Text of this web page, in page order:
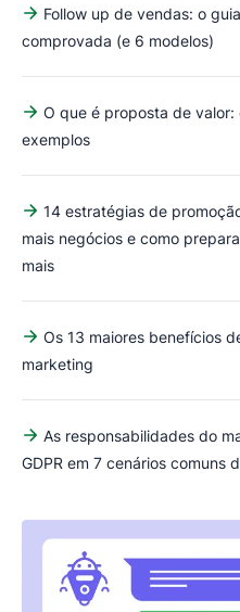
Follow up de vendas: o
comprovada (e 6 modelos)
O que é proposta de
exemplos
14 estratégias de
mais negócios e como
mais
Os 13 maiores benefícios
marketing
As responsabilidades do
GDPR em 7 cenários comuns